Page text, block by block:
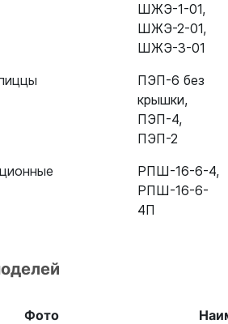
ШЖЭ-1-01,
ШЖЭ-2-01,
ШЖЭ-3-01
ПЭП-6 без
крышки,
ПЭП-4,
ПЭП-2
РПШ-16-6-4,
РПШ-16-6-
4П
Фото